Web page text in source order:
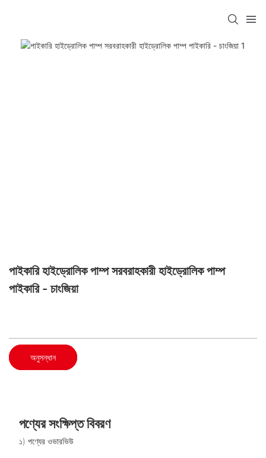
পাইকারি হাইড্রোলিক পাম্প সরবরাহকারী হাইড্রোলিক পাম্প
পাইকারি - চাংজিয়া
অনুসন্ধান
পণ্যের সংক্ষিপ্ত বিবরণ
১) পণ্যের ওভারভিউ